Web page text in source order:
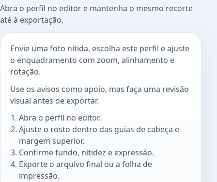
Abra o perfil no editor e mantenha o mesmo recorte
até à exportação.
Envie uma foto nítida, escolha este perfil e ajuste
o enquadramento com zoom, alinhamento e
rotação.
Use os avisos como apoio, mas faça uma revisão
visual antes de exportar.
Abra o perfil no editor.
Ajuste o rosto dentro das guias de cabeça e
margem superior.
Confirme fundo, nitidez e expressão.
Exporte o arquivo final ou a folha de
impressão.